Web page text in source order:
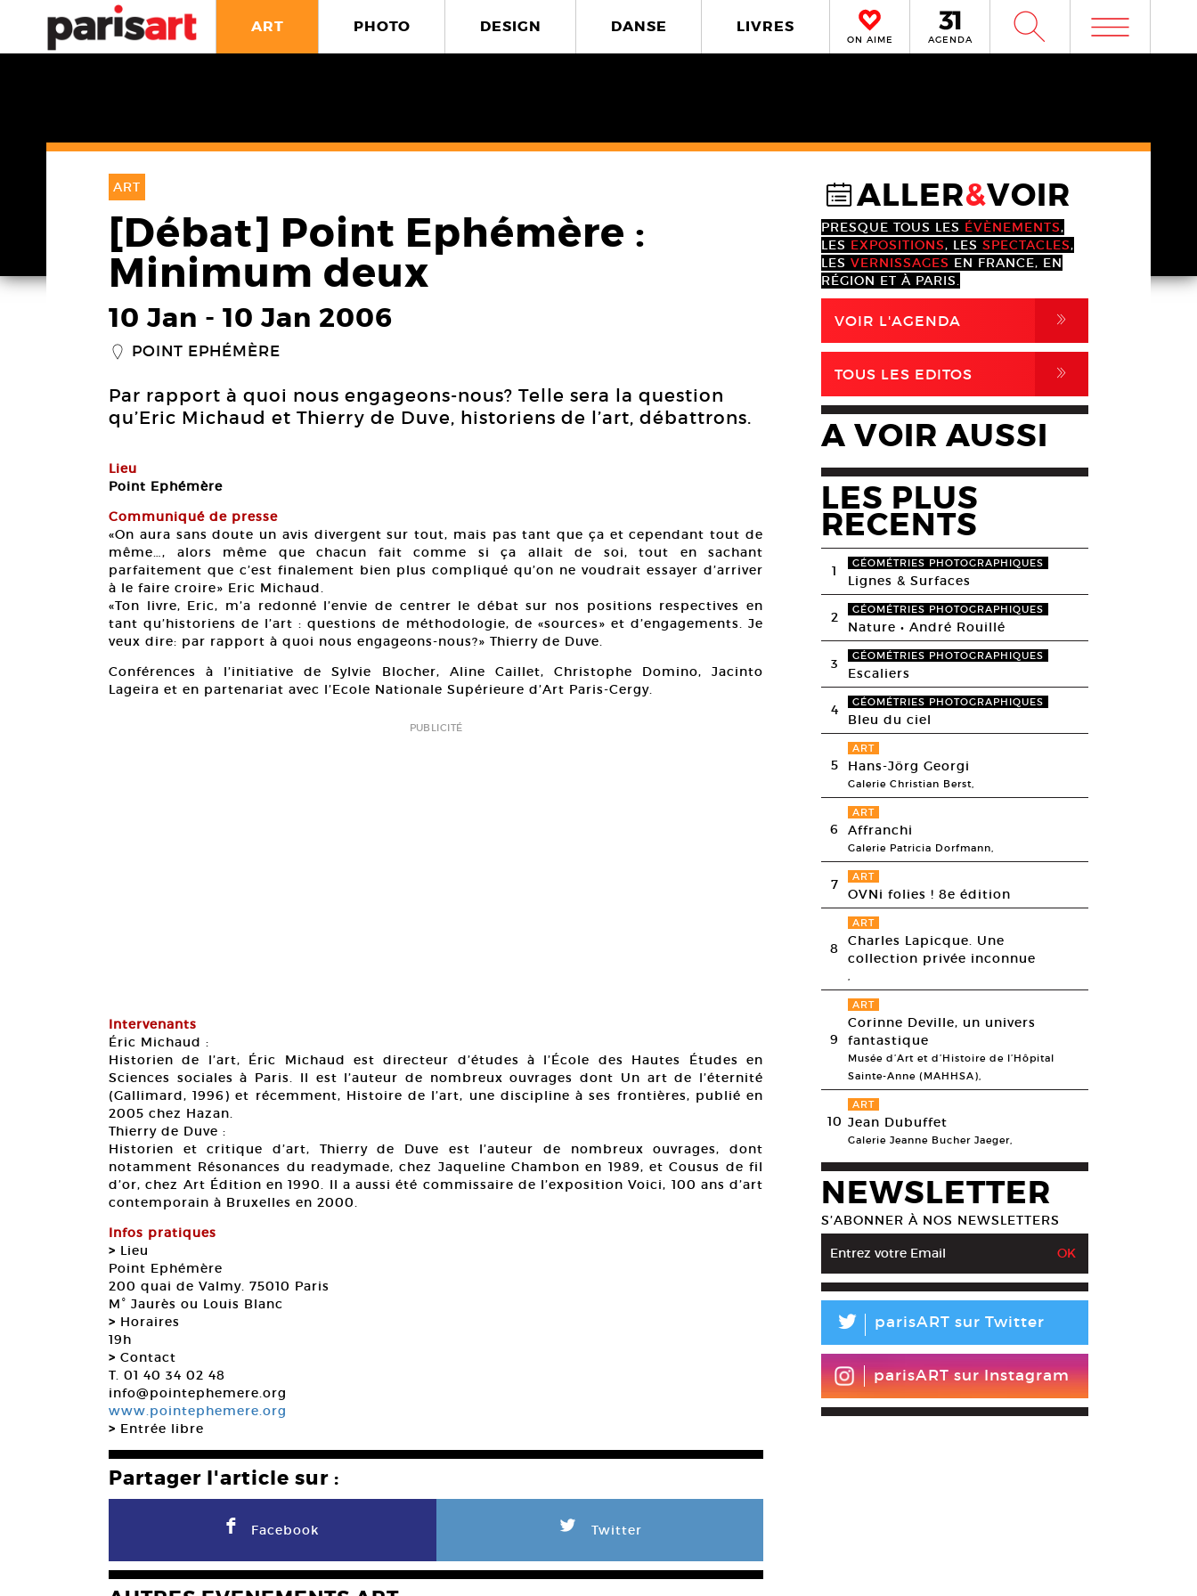
ART PHOTO DESIGN DANSE LIVRES
ON AIME AGENDA W m
ART
[Débat] Point Ephémère :
Minimum deux
10 Jan - 10 Jan 2006
_ POINT EPHÉMÈRE
Par rapport à quoi nous engageons-nous? Telle sera la question
qu’Eric Michaud et Thierry de Duve, historiens de l’art, débattrons.
Lieu
Point Ephémère
Communiqué de presse
«On aura sans doute un avis divergent sur tout, mais pas tant que ça et cependant tout de
même…, alors même que chacun fait comme si ça allait de soi, tout en sachant
parfaitement que c’est finalement bien plus compliqué qu’on ne voudrait essayer d’arriver
à le faire croire» Eric Michaud.
«Ton livre, Eric, m’a redonné l’envie de centrer le débat sur nos positions respectives en
tant qu’historiens de l’art : questions de méthodologie, de «sources» et d’engagements. Je
veux dire: par rapport à quoi nous engageons-nous?» Thierry de Duve.
Conférences à l’initiative de Sylvie Blocher, Aline Caillet, Christophe Domino, Jacinto
Lageira et en partenariat avec l’Ecole Nationale Supérieure d’Art Paris-Cergy.
PUBLICITÉ
Intervenants
Éric Michaud :
Historien de l’art, Éric Michaud est directeur d’études à l’École des Hautes Études en
Sciences sociales à Paris. Il est l’auteur de nombreux ouvrages dont Un art de l’éternité
(Gallimard, 1996) et récemment, Histoire de l’art, une discipline à ses frontières, publié en
2005 chez Hazan.
Thierry de Duve :
Historien et critique d’art, Thierry de Duve est l’auteur de nombreux ouvrages, dont
notamment Résonances du readymade, chez Jaqueline Chambon en 1989, et Cousus de fil
d’or, chez Art Édition en 1990. Il a aussi été commissaire de l’exposition Voici, 100 ans d’art
contemporain à Bruxelles en 2000.
Infos pratiques
> Lieu
Point Ephémère
200 quai de Valmy. 75010 Paris
M° Jaurès ou Louis Blanc
> Horaires
19h
> Contact
T. 01 40 34 02 48
info@pointephemere.org
www.pointephemere.org
> Entrée libre
Partager l'article sur :
F Facebook L Twitter
@ALLER&VOIR
PRESQUE TOUS LES ÉVÈNEMENTS,
LES EXPOSITIONS, LES SPECTACLES,
LES VERNISSAGES EN FRANCE, EN
RÉGION ET À PARIS.
VOIR L'AGENDA ,
TOUS LES EDITOS ,
A VOIR AUSSI
LES PLUS
RECENTS
1 GÉOMÉTRIES PHOTOGRAPHIQUES
Lignes & Surfaces
2 GÉOMÉTRIES PHOTOGRAPHIQUES
Nature • André Rouillé
3 GÉOMÉTRIES PHOTOGRAPHIQUES
Escaliers
4 GÉOMÉTRIES PHOTOGRAPHIQUES
Bleu du ciel
5
ART
Hans-Jörg Georgi
Galerie Christian Berst,
6
ART
Affranchi
Galerie Patricia Dorfmann,
7 ART
OVNi folies ! 8e édition
8
ART
Charles Lapicque. Une
collection privée inconnue
,
9
ART
Corinne Deville, un univers
fantastique
Musée d’Art et d’Histoire de l’Hôpital
Sainte-Anne (MAHHSA),
10
ART
Jean Dubuffet
Galerie Jeanne Bucher Jaeger,
NEWSLETTER
S’ABONNER À NOS NEWSLETTERS
L parisART sur Twitter
parisART sur Instagram